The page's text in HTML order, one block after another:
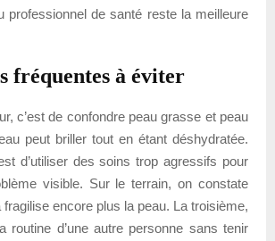
professionnel de santé reste la meilleure
fréquentes à éviter
c’est de confondre peau grasse et peau
peut briller tout en étant déshydratée.
d’utiliser des soins trop agressifs pour
visible. Sur le terrain, on constate
encore plus la peau. La troisième,
routine d’une autre personne sans tenir